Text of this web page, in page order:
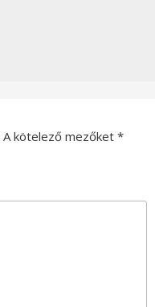
A kötelező mezőket *